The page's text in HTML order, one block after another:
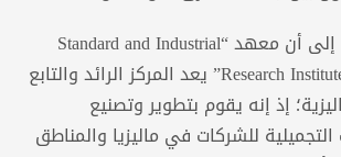
تجدر الإشارة إلى أن معهد “Standard and Industrial
Research Institute of Malaysia” يعد المركز الرائد والتابع
إذ إنه يقوم بتطوير وتصنيع
للشركات في ماليزيا والمناطق